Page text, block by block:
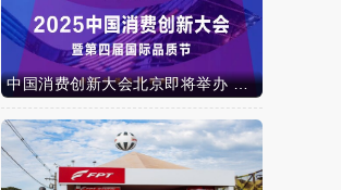
中国消费创新大会北京即将举办 携手智迈电动车引领消费新时代